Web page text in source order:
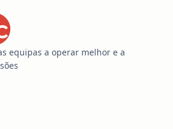
equipas a operar melhor e a